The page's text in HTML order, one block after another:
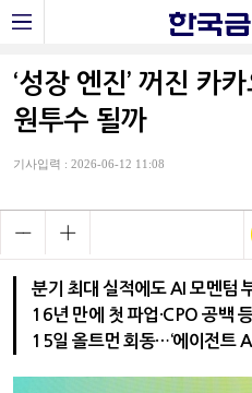
‘성장 엔진’ 꺼진 카
원투수 될까
기사입력 : 2026-06-12 11:08
분기 최대 실적에도 AI 모멘텀
16년 만에 첫 파업·CPO 공백
15일 올트먼 회동…‘에이전트